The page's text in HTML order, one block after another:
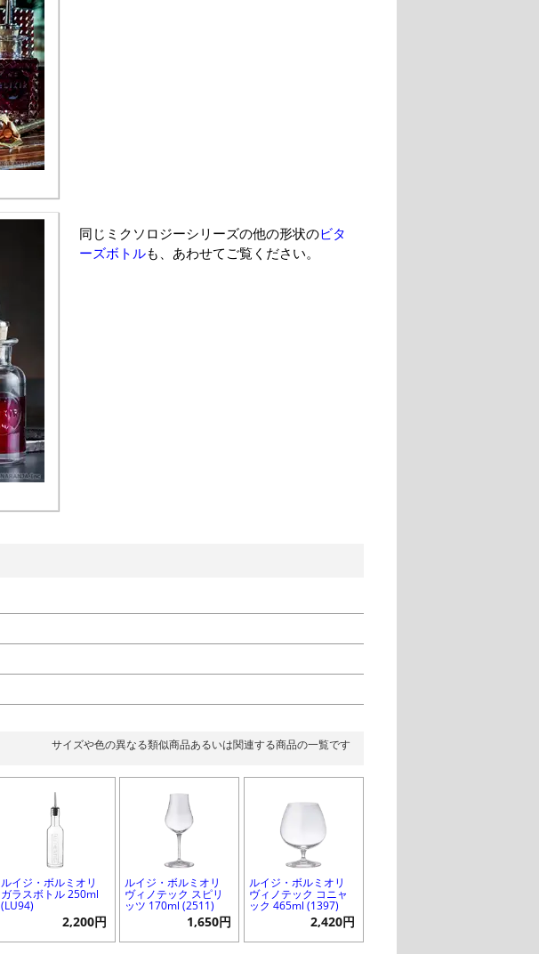
同じミクソロジーシリーズの他の形状のビタ
ーズボトルも、あわせてご覧ください。
サイズや色の異なる類似商品あるいは関連する商品の一覧です
ルイジ・ボルミオリ
ガラスボトル 250ml
(LU94)
2,200円
ルイジ・ボルミオリ
ヴィノテック スピリ
ッツ 170ml (2511)
1,650円
ルイジ・ボルミオリ
ヴィノテック コニャ
ック 465ml (1397)
2,420円